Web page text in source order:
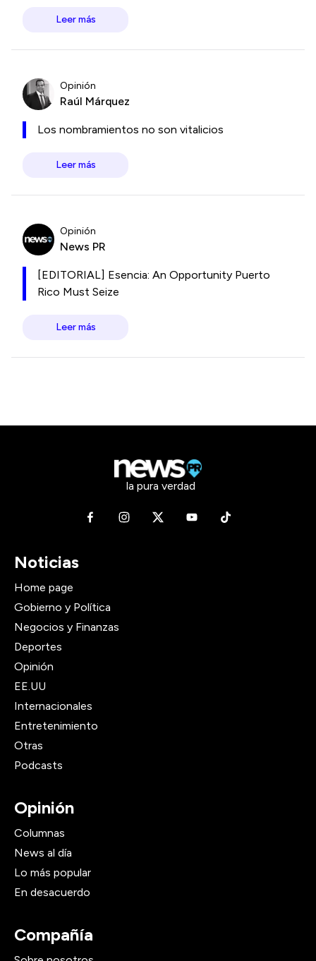
Leer más
Opinión
Raúl Márquez
Los nombramientos no son vitalicios
Leer más
Opinión
News PR
[EDITORIAL] Esencia: An Opportunity Puerto
Rico Must Seize
Leer más
la pura verdad
Noticias
Home page
Gobierno y Política
Negocios y Finanzas
Deportes
Opinión
EE.UU
Internacionales
Entretenimiento
Otras
Podcasts
Opinión
Columnas
News al día
Lo más popular
En desacuerdo
Compañía